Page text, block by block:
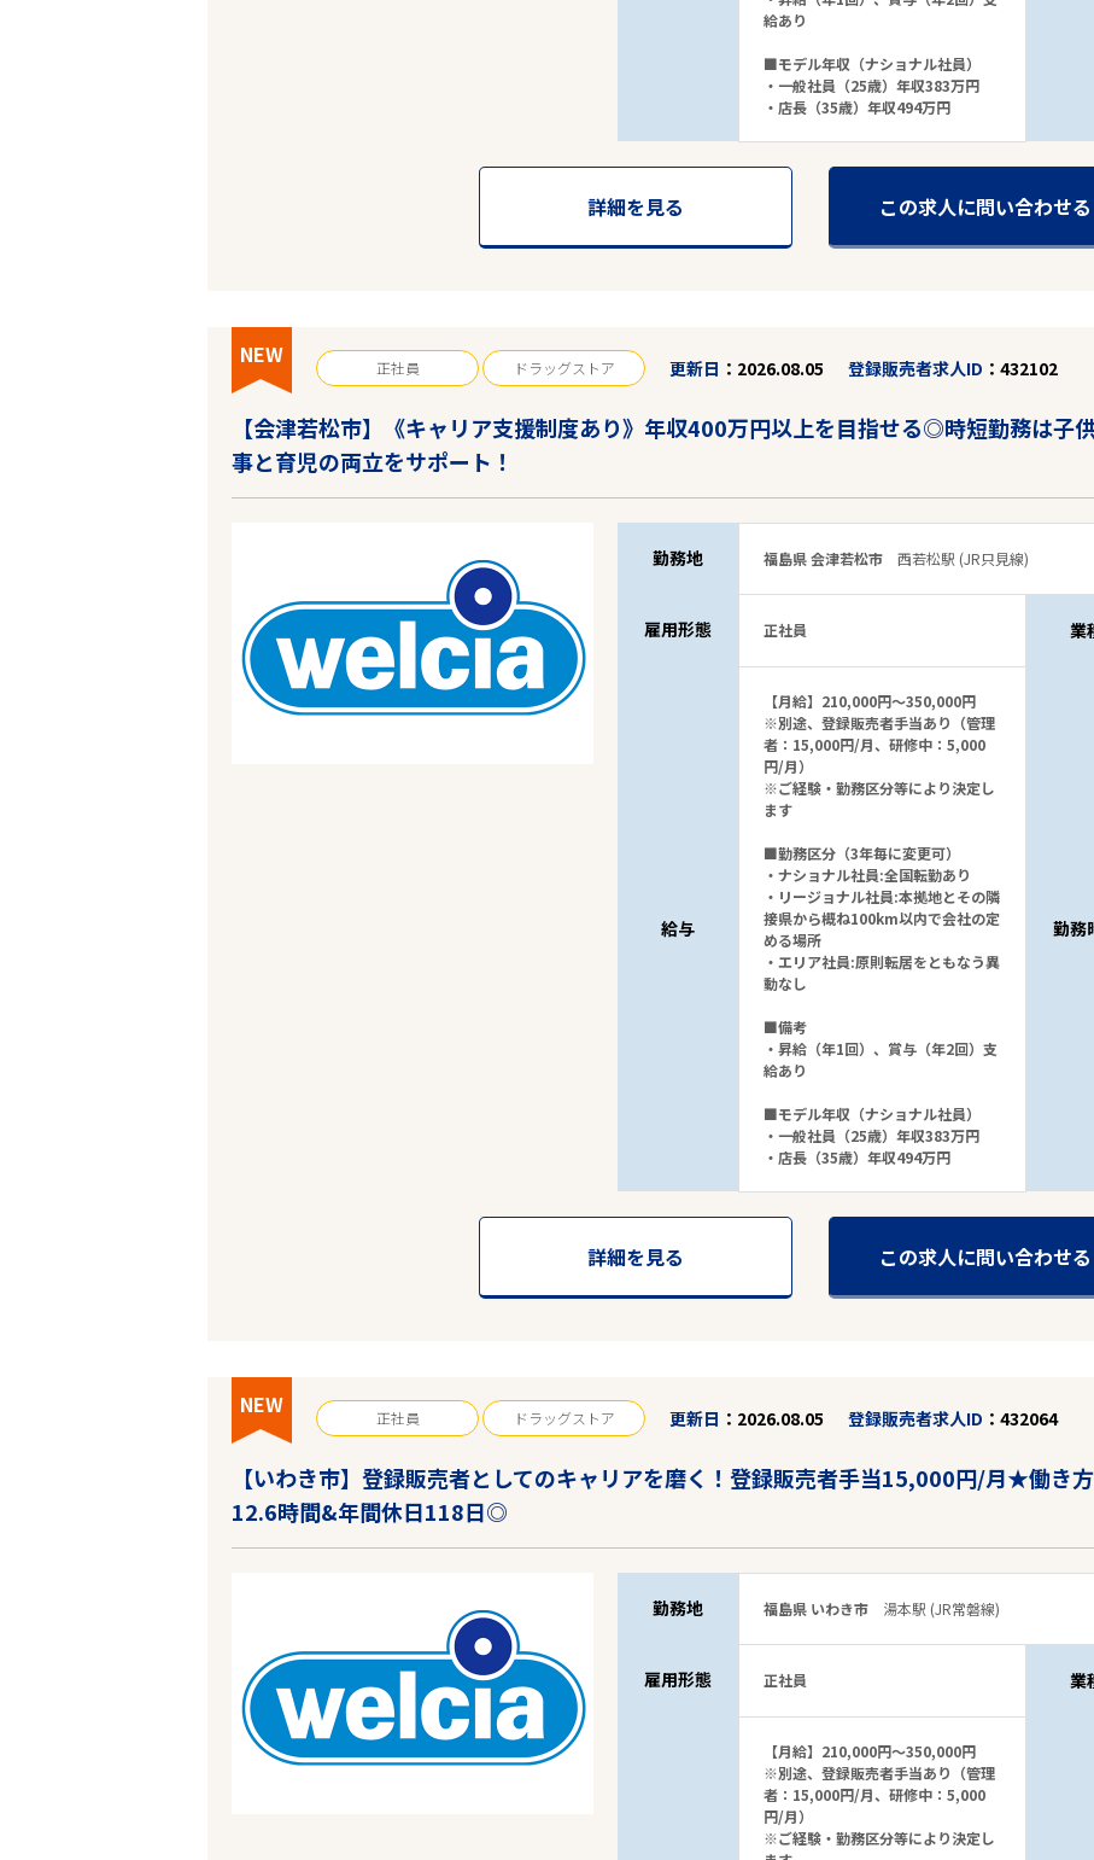
エリアで探す 駅から探す
福島
業種
雇用形態
給あり
■モデル年収（ナショナル社員）
・一般社員（25歳）年収383万円
・店長（35歳）年収494万円
詳細を見る この求人に問い合わせる
NEW 正社員 ドラッグストア 更新日 2026.08.05 登録販売者求人ID 432102
【会津若松市】《キャリア支援制度あり》年収400万円以上を目指せる◎時短勤務は
事と育児の両立をサポート！
勤務地 福島県 会津若松市 西若松駅 (JR只見線)
雇用形態 正社員 業
給与
【月給】210,000円～350,000円
※別途、登録販売者手当あり（管理
者：15,000円/月、研修中：5,000
円/月）
※ご経験・勤務区分等により決定し
ます
■勤務区分（3年毎に変更可）
・ナショナル社員:全国転勤あり
・リージョナル社員:本拠地とその隣
接県から概ね100km以内で会社の定
める場所
・エリア社員:原則転居をともなう異
動なし
■備考
・昇給（年1回）、賞与（年2回）支
給あり
■モデル年収（ナショナル社員）
・一般社員（25歳）年収383万円
・店長（35歳）年収494万円
勤務
詳細を見る この求人に問い合わせる
NEW 正社員 ドラッグストア 更新日 2026.08.05 登録販売者求人ID 432064
【いわき市】登録販売者としてのキャリアを磨く！登録販売者手当15,000円/月★働き
12.6時間&年間休日118日◎
勤務地 福島県 いわき市 湯本駅 (JR常磐線)
雇用形態 正社員 業
【月給】210,000円～350,000円
※別途、登録販売者手当あり（管理
者：15,000円/月、研修中：5,000
円/月）
※ご経験・勤務区分等により決定し